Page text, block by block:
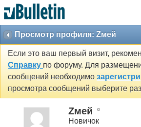
Просмотр профиля: Zмей
Если это ваш первый визит,
Справку по форуму. Для
сообщений необходимо
просмотра сообщений выберите
Zмей
Новичок